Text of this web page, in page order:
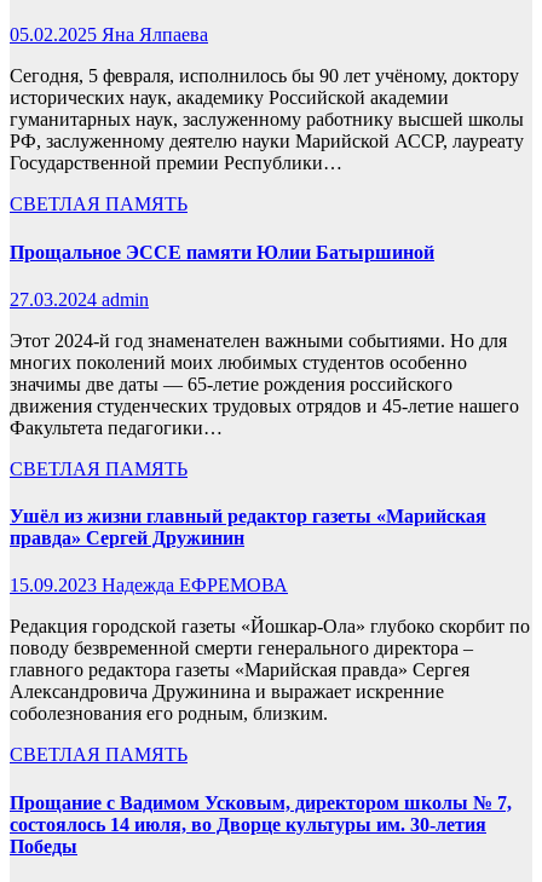
05.02.2025 Яна Ялпаева
Сегодня, 5 февраля, исполнилось бы 90 лет учёному, доктору
исторических наук, академику Российской академии
гуманитарных наук, заслуженному работнику высшей школы
РФ, заслуженному деятелю науки Марийской АССР, лауреату
Государственной премии Республики…
СВЕТЛАЯ ПАМЯТЬ
Прощальное ЭССЕ памяти Юлии Батыршиной
27.03.2024 admin
Этот 2024-й год знаменателен важными событиями. Но для
многих поколений моих любимых студентов особенно
значимы две даты — 65-летие рождения российского
движения студенческих трудовых отрядов и 45-летие нашего
Факультета педагогики…
СВЕТЛАЯ ПАМЯТЬ
Ушёл из жизни главный редактор газеты «Марийская
правда» Сергей Дружинин
15.09.2023 Надежда ЕФРЕМОВА
Редакция городской газеты «Йошкар-Ола» глубоко скорбит по
поводу безвременной смерти генерального директора –
главного редактора газеты «Марийская правда» Сергея
Александровича Дружинина и выражает искренние
соболезнования его родным, близким.
СВЕТЛАЯ ПАМЯТЬ
Прощание с Вадимом Усковым, директором школы № 7,
состоялось 14 июля, во Дворце культуры им. 30-летия
Победы